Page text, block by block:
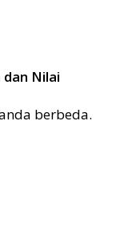
Nilai
berbeda.